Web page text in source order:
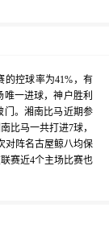
的控球率为41%，有
一进球，神户胜利
门。湘南比马近期参
比马一共打进7球，
对阵名古屋鲸八均保
赛近4个主场比赛也